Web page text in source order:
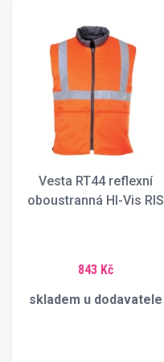
Vesta RT44 reflexní
oboustranná HI-Vis RIS
843 Kč
skladem u dodavatele